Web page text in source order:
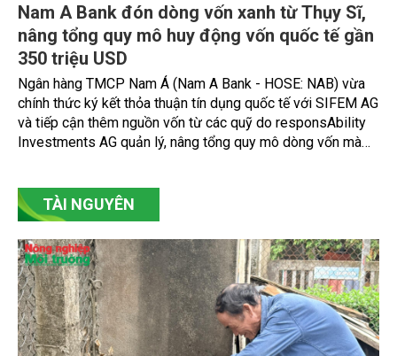
Nam A Bank đón dòng vốn xanh từ Thụy Sĩ,
nâng tổng quy mô huy động vốn quốc tế gần
350 triệu USD
Ngân hàng TMCP Nam Á (Nam A Bank - HOSE: NAB) vừa
chính thức ký kết thỏa thuận tín dụng quốc tế với SIFEM AG
và tiếp cận thêm nguồn vốn từ các quỹ do responsAbility
Investments AG quản lý, nâng tổng quy mô dòng vốn mà
TÀI NGUYÊN